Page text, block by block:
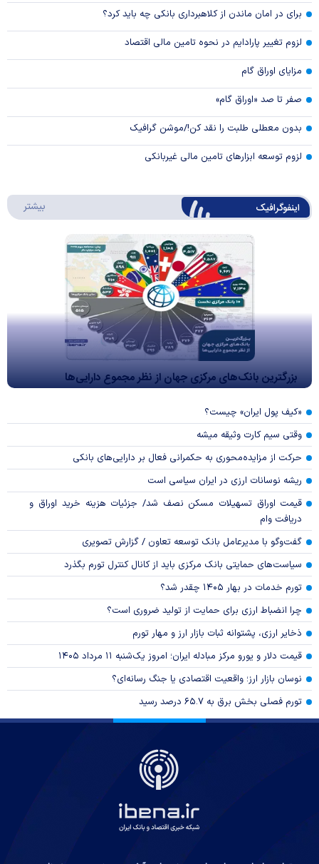
برای در امان ماندن از کلاهبرداری بانکی چه باید کرد؟
لزوم تغییر پارادایم در نحوه تامین مالی اقتصاد
مزایای اوراق گام
صفر تا صد «اوراق گام»
بدون معطلی طلبت را نقد کن!/موشن گرافیک
لزوم توسعه ابزارهای تامین مالی غیربانکی
اینفوگرافیک بیشتر
بزرگترین بانک‌های مرکزی جهان از نظر مجموع دارایی‌ها
«کیف پول ایران» چیست؟
وقتی سیم کارت وثیقه میشه
حرکت از مزایده‌محوری به حکمرانی فعال بر دارایی‌های بانکی
ریشه نوسانات ارزی در ایران سیاسی است
قیمت اوراق تسهیلات مسکن نصف شد/ جزئیات هزینه خرید اوراق و
دریافت وام
گفت‌وگو با مدیرعامل بانک توسعه تعاون / گزارش تصویری
سیاست‌های حمایتی بانک مرکزی باید از کانال کنترل تورم بگذرد
تورم خدمات در بهار ۱۴۰۵ چقدر شد؟
چرا انضباط ارزی برای حمایت از تولید ضروری است؟
ذخایر ارزی، پشتوانه ثبات بازار ارز و مهار تورم
قیمت دلار و یورو مرکز مبادله ایران؛ امروز یک‌شنبه ۱۱ مرداد ۱۴۰۵
نوسان بازار ارز؛ واقعیت اقتصادی یا جنگ رسانه‌ای؟
تورم فصلی بخش برق به ۶۵.۷ درصد رسید